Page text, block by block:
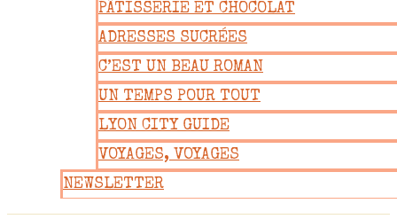
PÂTISSERIE ET CHOCOLAT
ADRESSES SUCRÉES
C’EST UN BEAU ROMAN
UN TEMPS POUR TOUT
LYON CITY GUIDE
VOYAGES, VOYAGES
NEWSLETTER